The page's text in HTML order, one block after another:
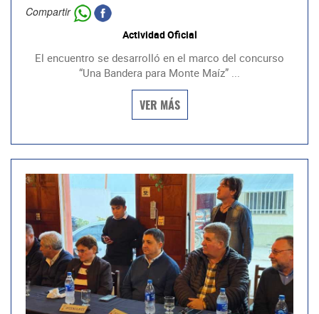
Compartir
Actividad Oficial
El encuentro se desarrolló en el marco del concurso
“Una Bandera para Monte Maíz” ...
VER MÁS